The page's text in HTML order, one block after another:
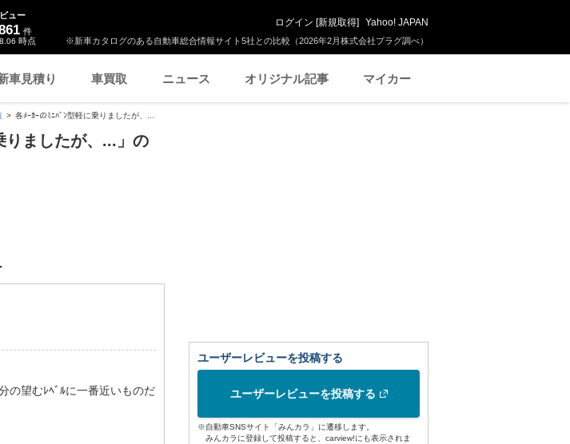
※新車カタログのある自動車総合情報サイト5社との比較（2026年2月株式会社プラグ調べ）
ュー
件
時点
ログイン [新規取得] Yahoo! JAPAN
車見積り 車買取 ニュース オリジナル記事 マイカー
各ﾒｰｶｰのﾐﾆﾊﾞﾝ型軽に乗りましたが、...
りましたが、...」の
の望むﾚﾍﾞﾙに一番近いものだ
ユーザーレビューを投稿する
ユーザーレビューを投稿する
※自動車SNSサイト「みんカラ」に遷移します。
みんカラに登録して投稿すると、carview!にも表示されま